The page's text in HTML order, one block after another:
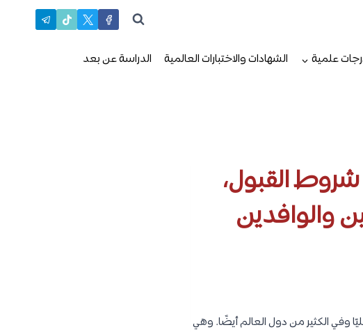
علمية الشهادات والاختبارات العالمية الدراسة عن بعد
القبول،
والوافدين
الكثير من دول العالم أيضًا. وهي